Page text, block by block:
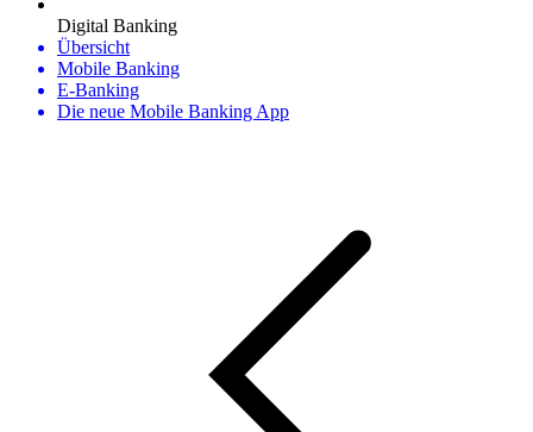
Digital Banking
Übersicht
Mobile Banking
E-Banking
Die neue Mobile Banking App